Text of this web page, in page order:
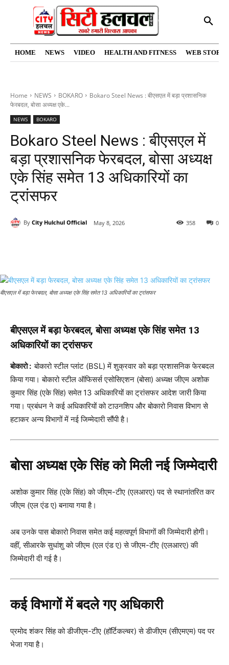
HOME NEWS VIDEO HEALTH AND FITNESS WEB
Home NEWS BOKARO
Bokaro Steel News : बीएसएल में बड़ा प्रशासनिक
फेरबदल, बोसा अध्यक्ष एके...
NEWS BOKARO
Bokaro Steel News : बीएसएल में
बड़ा प्रशासनिक फेरबदल, बोसा अध्यक्ष
एके सिंह समेत 13 अधिकारियों का
ट्रांसफर
By City Hulchul Official May 8, 2026 0
358
बीएसएल में बड़ा फेरबदल, बोसा अध्यक्ष एके सिंह समेत 13 अधिकारियों का ट्रांसफर
बीएसएल में बड़ा फेरबदल, बोसा अध्यक्ष एके सिंह समेत 13
अधिकारियों का ट्रांसफर
बोकारो :बोकारो स्टील प्लांट (BSL) में शुक्रवार को बड़ा प्रशासनिक फेरबदल
किया गया। बोकारो स्टील ऑफिसर्स एसोसिएशन (बोसा) अध्यक्ष जीएम अशोक
कुमार सिंह (एके सिंह) समेत 13 अधिकारियों का ट्रांसफर आदेश जारी किया
गया। प्रबंधन ने कई अधिकारियों को टाउनशिप और बोकारो निवास विभाग से
हटाकर अन्य विभागों में नई जिम्मेदारी सौंपी है।
बोसा अध्यक्ष एके सिंह को मिली नई जिम्मेदारी
अशोक कुमार सिंह (एके सिंह) को जीएम-टीए (एलआरए) पद से स्थानांतरित कर
जीएम (एल एंड ए) बनाया गया है।
अब उनके पास बोकारो निवास समेत कई महत्वपूर्ण विभागों की जिम्मेदारी होगी।
वहीं, सीआरके सुधांशु को जीएम (एल एंड ए) से जीएम-टीए (एलआरए) की
जिम्मेदारी दी गई है।
कई विभागों में बदले गए अधिकारी
प्रमोद शंकर सिंह को डीजीएम-टीए (हॉर्टिकल्चर) से डीजीएम (सीएमएम) पद पर
भेजा गया है।